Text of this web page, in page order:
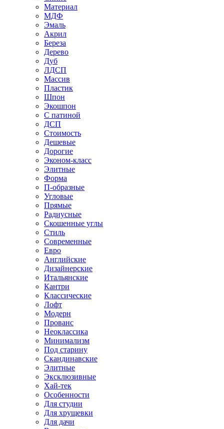
Материал
МДФ
Эмаль
Акрил
Береза
Дерево
Дуб
ЛДСП
Массив
Пластик
Шпон
Экошпон
С патиной
ДСП
Стоимость
Дешевые
Дорогие
Эконом-класс
Элитные
Форма
П-образные
Угловые
Прямые
Радиусные
Скошенные углы
Стиль
Современные
Евро
Английские
Дизайнерские
Итальянские
Кантри
Классические
Лофт
Модерн
Прованс
Неоклассика
Минимализм
Под старину
Скандинавские
Элитные
Эксклюзивные
Хай-тек
Особенности
Для студии
Для хрущевки
Для дачи